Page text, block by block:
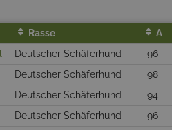
Rasse A
Deutscher Schäferhund 96
Deutscher Schäferhund 98
Deutscher Schäferhund 94
Deutscher Schäferhund 96